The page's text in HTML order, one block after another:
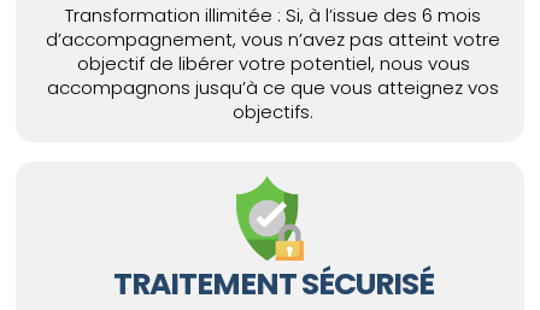
Transformation illimitée : Si, à l’issue des 6 mois
d’accompagnement, vous n’avez pas atteint votre
objectif de libérer votre potentiel, nous vous
accompagnons jusqu’à ce que vous atteignez vos
objectifs.
TRAITEMENT SÉCURISÉ